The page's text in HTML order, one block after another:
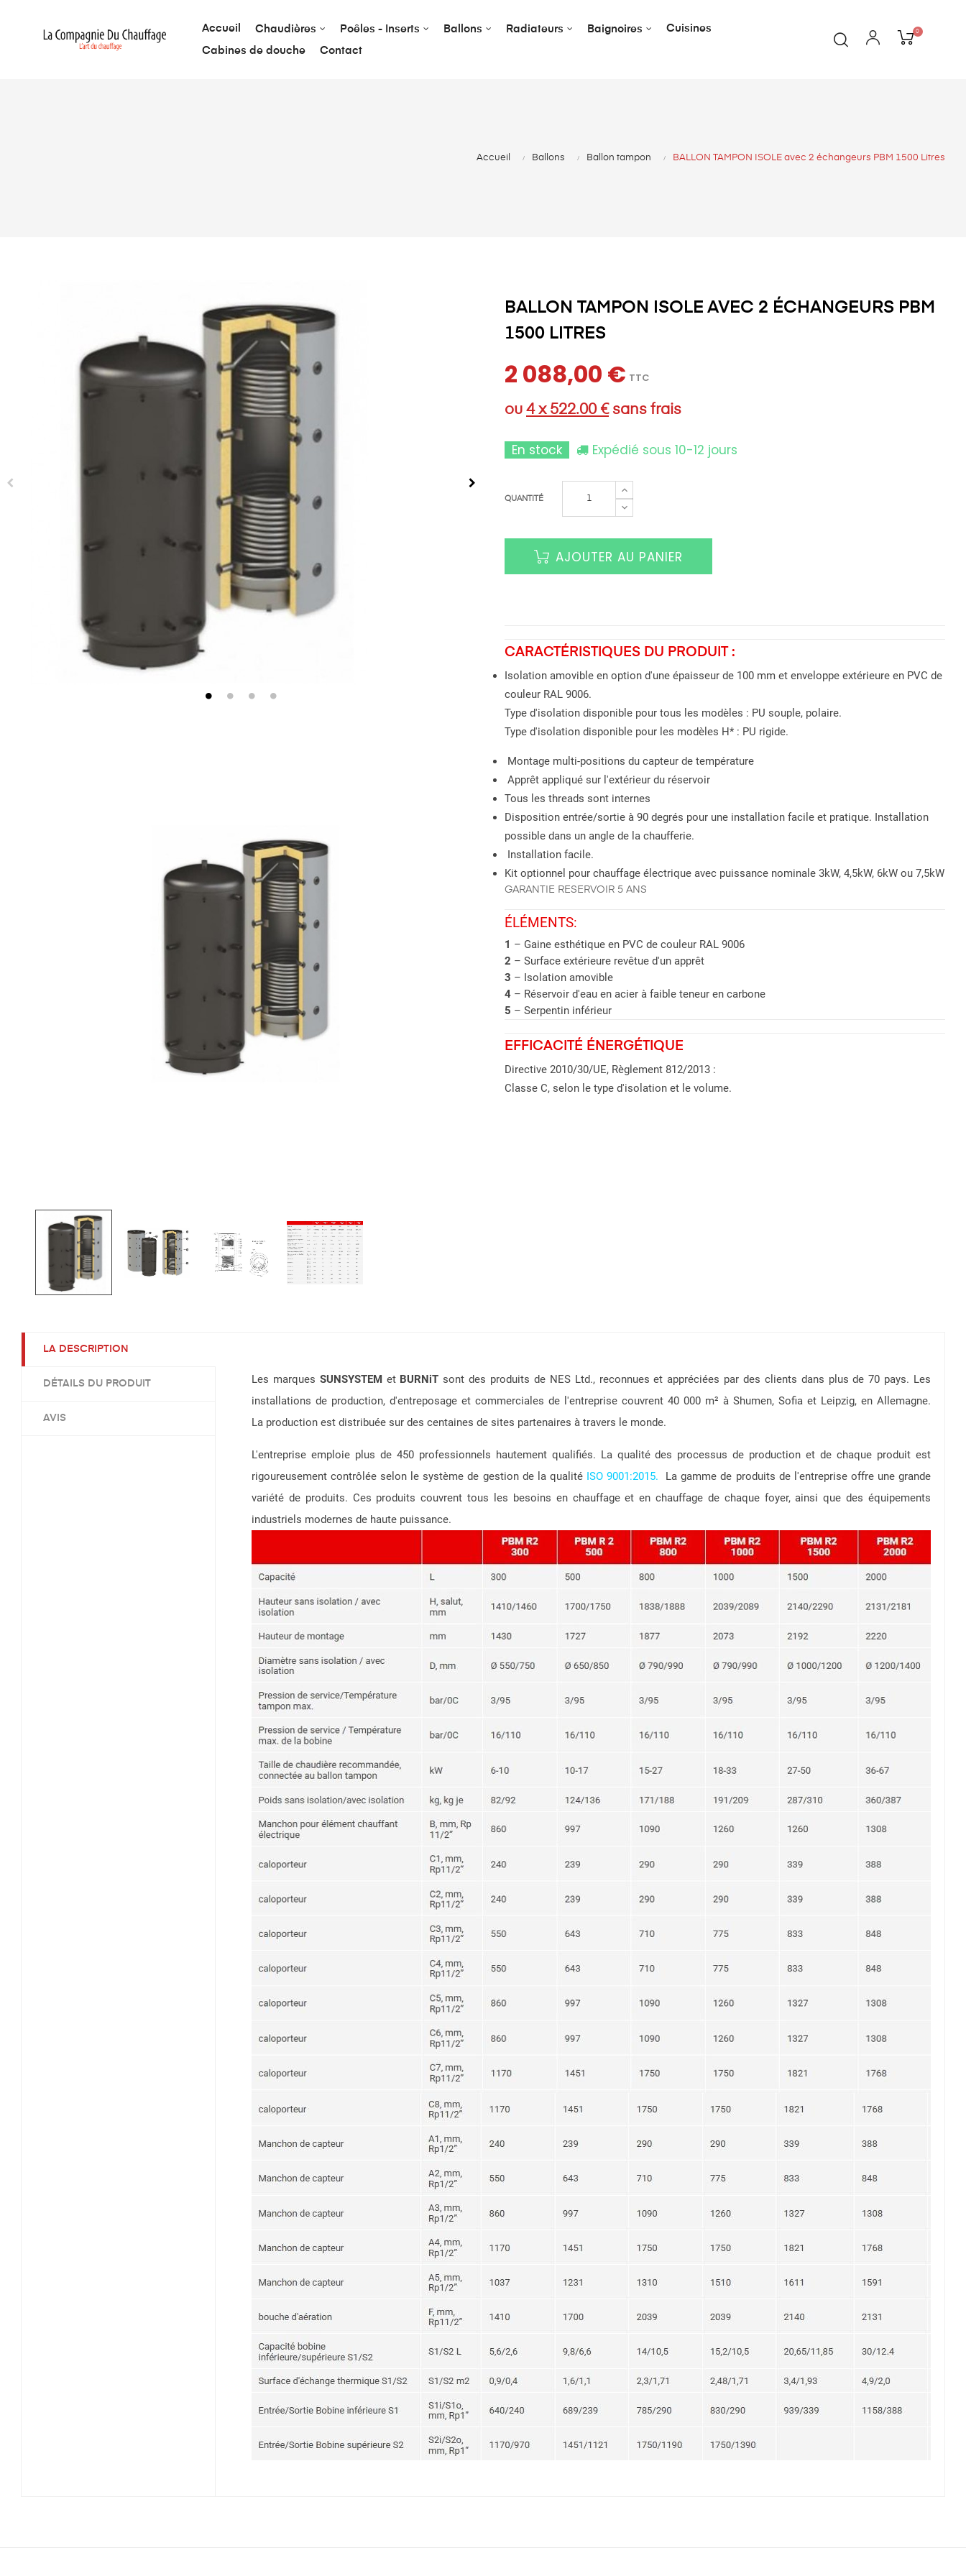
Accueil Chaudières Poêles - Inserts Ballons Radiateurs Baignoires Cuisines
Cabines de douche Contact
0
Accueil Ballons Ballon tampon BALLON TAMPON ISOLE avec 2 échangeurs PBM 1500 Litres
BALLON TAMPON ISOLE AVEC 2 ÉCHANGEURS PBM
1500 LITRES
2 088,00 € TTC
ou 4 x 522.00 €sans frais
En stock Expédié sous 10-12 jours
QUANTITÉ
AJOUTER AU PANIER
CARACTÉRISTIQUES DU PRODUIT :
Isolation amovible en option d'une épaisseur de 100 mm et enveloppe extérieure en PVC de
couleur RAL 9006.
Type d'isolation disponible pour tous les modèles : PU souple, polaire.
Type d'isolation disponible pour les modèles H* : PU rigide.
Montage multi-positions du capteur de température
Apprêt appliqué sur l'extérieur du réservoir
Tous les threads sont internes
Disposition entrée/sortie à 90 degrés pour une installation facile et pratique. Installation
possible dans un angle de la chaufferie.
Installation facile.
Kit optionnel pour chauffage électrique avec puissance nominale 3kW, 4,5kW, 6kW ou 7,5kW
GARANTIE RESERVOIR 5 ANS
ÉLÉMENTS:
1 – Gaine esthétique en PVC de couleur RAL 9006
2 – Surface extérieure revêtue d'un apprêt
3 – Isolation amovible
4 – Réservoir d'eau en acier à faible teneur en carbone
5 – Serpentin inférieur
EFFICACITÉ ÉNERGÉTIQUE
Directive 2010/30/UE, Règlement 812/2013 :
Classe C, selon le type d'isolation et le volume.
LA DESCRIPTION
DÉTAILS DU PRODUIT
AVIS
Les marques SUNSYSTEMet BURNiT sont des produits de NES Ltd., reconnues et appréciées par des clients dans plus de 70 pays. Les
installations de production, d'entreposage et commerciales de l'entreprise couvrent 40 000 m² à Shumen, Sofia et Leipzig, en Allemagne.
La production est distribuée sur des centaines de sites partenaires à travers le monde.
L'entreprise emploie plus de 450 professionnels hautement qualifiés. La qualité des processus de production et de chaque produit est
rigoureusement contrôlée selon le système de gestion de la qualité ISO 9001:2015.
La gamme de produits de l'entreprise offre une grande
variété de produits. Ces produits couvrent tous les besoins en chauffage et en chauffage de chaque foyer, ainsi que des équipements
industriels modernes de haute puissance.